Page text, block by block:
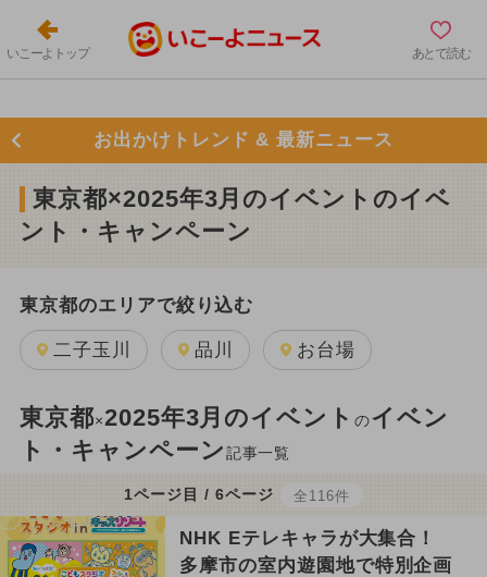
いこーよトップ あとで読む
お出かけトレンド & 最新ニュース
東京都×2025年3月のイベントのイベ
ント・キャンペーン
東京都のエリアで絞り込む
二子玉川 品川 お台場
東京都×2025年3月のイベントのイベン
ト・キャンペーン記事一覧
1ページ目 / 6ページ 全116件
NHK Eテレキャラが大集合！
多摩市の室内遊園地で特別企画